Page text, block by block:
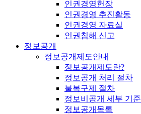
인권경영헌장
인권경영 추진활동
인권경영 자료실
인권침해 신고
정보공개
정보공개제도안내
정보공개제도란?
정보공개 처리 절차
불복구제 절차
정보비공개 세부 기준
정보공개목록